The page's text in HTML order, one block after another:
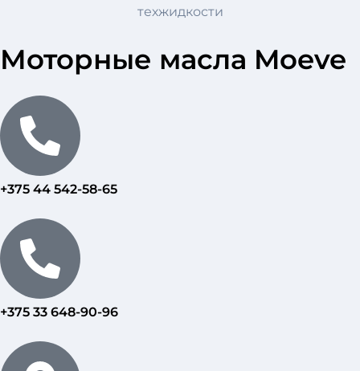
Моторные масла Moeve
+375 44 542-58-65
+375 33 648-90-96